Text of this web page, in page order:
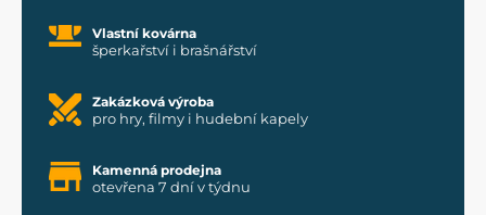
Vlastní kovárna
šperkařství i brašnářství
Zakázková výroba
pro hry, filmy i hudební kapely
Kamenná prodejna
otevřena 7 dní v týdnu